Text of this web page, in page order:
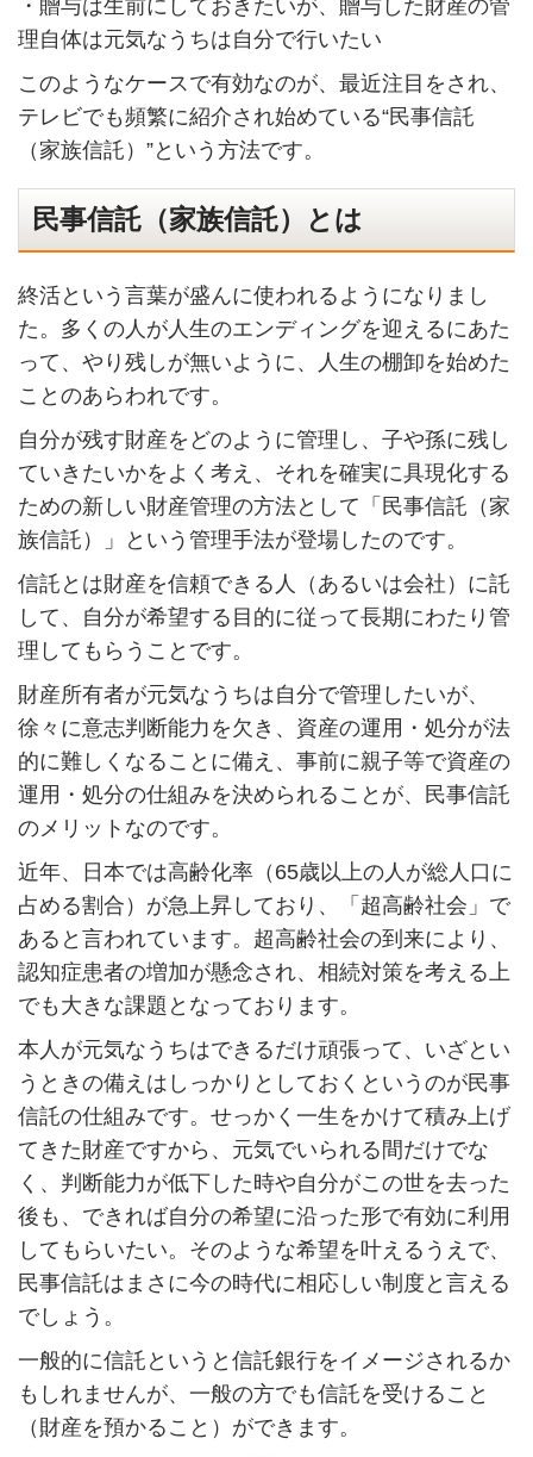
・贈与は生前にしておきたいが、贈与した財産の管
理自体は元気なうちは自分で行いたい
このようなケースで有効なのが、最近注目をされ、
テレビでも頻繁に紹介され始めている“民事信託
（家族信託）”という方法です。
民事信託（家族信託）とは
終活という言葉が盛んに使われるようになりまし
た。多くの人が人生のエンディングを迎えるにあた
って、やり残しが無いように、人生の棚卸を始めた
ことのあらわれです。
自分が残す財産をどのように管理し、子や孫に残し
ていきたいかをよく考え、それを確実に具現化する
ための新しい財産管理の方法として「民事信託（家
族信託）」という管理手法が登場したのです。
信託とは財産を信頼できる人（あるいは会社）に託
して、自分が希望する目的に従って長期にわたり管
理してもらうことです。
財産所有者が元気なうちは自分で管理したいが、
徐々に意志判断能力を欠き、資産の運用・処分が法
的に難しくなることに備え、事前に親子等で資産の
運用・処分の仕組みを決められることが、民事信託
のメリットなのです。
近年、日本では高齢化率（ 65歳以上の人が総人口に
占める割合）が急上昇しており、「超高齢社会」で
あると言われています。超高齢社会の到来により、
認知症患者の増加が懸念され、相続対策を考える上
でも大きな課題となっております。
本人が元気なうちはできるだけ頑張って、いざとい
うときの備えはしっかりとしておくというのが民事
信託の仕組みです。せっかく一生をかけて積み上げ
てきた財産ですから、元気でいられる間だけでな
く、判断能力が低下した時や自分がこの世を去った
後も、できれば自分の希望に沿った形で有効に利用
してもらいたい。そのような希望を叶えるうえで、
民事信託はまさに今の時代に相応しい制度と言える
でしょう。
一般的に信託というと信託銀行をイメージされるか
もしれませんが、一般の方でも信託を受けること
（財産を預かること）ができます。